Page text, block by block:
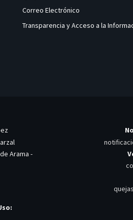
Correo Electrónico
Transparencia y Acceso a la
Arama -